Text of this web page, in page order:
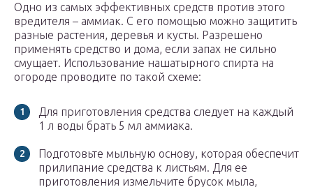
Одно из самых эффективных средств против этого
вредителя – аммиак. С его помощью можно защитить
разные растения, деревья и кусты. Разрешено
применять средство и дома, если запах не сильно
смущает. Использование нашатырного спирта на
огороде проводите по такой схеме:
Для приготовления средства следует на каждый
1 л воды брать 5 мл аммиака.
Подготовьте мыльную основу, которая обеспечит
прилипание средства к листьям. Для ее
приготовления измельчите брусок мыла,